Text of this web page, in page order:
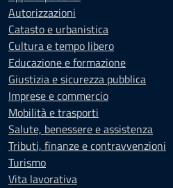
Autorizzazioni
Catasto e urbanistica
Cultura e tempo libero
Educazione e formazione
Giustizia e sicurezza pubblica
Imprese e commercio
Mobilità e trasporti
Salute, benessere e assistenza
Tributi, finanze e contravvenzioni
Turismo
Vita lavorativa